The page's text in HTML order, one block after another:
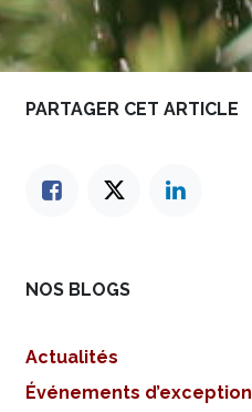
PARTAGER CET ARTICLE
NOS BLOGS
Actualités
Événements d’exception